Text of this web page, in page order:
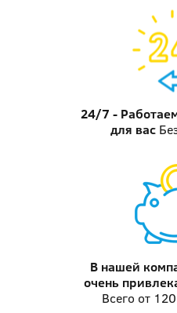
24/7 -
для вас
В нашей
очень
Всего от